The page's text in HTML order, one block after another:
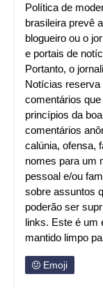
Política de
brasileira prevê
blogueiro ou o
e portais de
Portanto, o
Notícias reserva
comentários
princípios da
comentários
calúnia, ofensa,
nomes para um
pessoal e/ou
sobre assuntos
poderão ser
links. Este é um
mantido limpo
Emoji